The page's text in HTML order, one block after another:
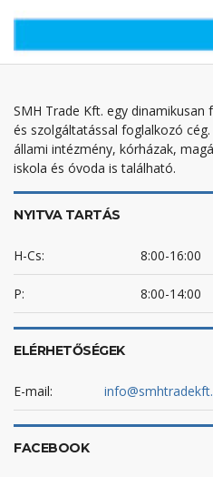
SMH Trade Kft. egy dinamikusan
és szolgáltatással foglalkozó
állami intézmény, kórházak,
iskola és óvoda is található.
NYITVA TARTÁS
H-Cs: 8:00-16:00
P: 8:00-14:00
ELÉRHETŐSÉGEK
E-mail:
FACEBOOK